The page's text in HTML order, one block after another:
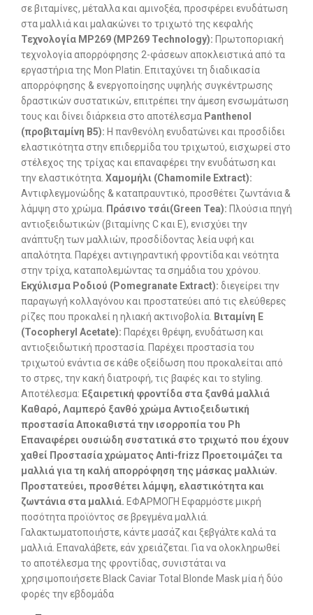
σε βιταμίνες, μέταλλα και αμινοξέα, προσφέρει ενυδάτωση
στα μαλλιά και μαλακώνει το τριχωτό της κεφαλής
Τεχνολογία MP269 (MP269 Technology): Πρωτοποριακή
τεχνολογία απορρόφησης 2-φάσεων αποκλειστικά από τα
εργαστήρια της Mon Platin. Επιταχύνει τη διαδικασία
απορρόφησης & ενεργοποίησης υψηλής συγκέντρωσης
δραστικών συστατικών, επιτρέπει την άμεση ενσωμάτωση
τους και δίνει διάρκεια στο αποτέλεσμα Panthenol
(προβιταμίνη Β5): Η πανθενόλη ενυδατώνει και προσδίδει
ελαστικότητα στην επιδερμίδα του τριχωτού, εισχωρεί στο
στέλεχος της τρίχας και επαναφέρει την ενυδάτωση και
την ελαστικότητα. Χαμομήλι (Chamomile Extract):
Αντιφλεγμονώδης & καταπραυντικό, προσθέτει ζωντάνια &
λάμψη στο χρώμα. Πράσινο τσάι(Green Tea): Πλούσια πηγή
αντιοξειδωτικών (βιταμίνης C και E), ενισχύει την
ανάπτυξη των μαλλιών, προσδίδοντας λεία υφή και
απαλότητα. Παρέχει αντιγηραντική φροντίδα και νεότητα
στην τρίχα, καταπολεμώντας τα σημάδια του χρόνου.
Εκχύλισμα Ροδιού (Pomegranate Extract): διεγείρει την
παραγωγή κολλαγόνου και προστατεύει από τις ελεύθερες
ρίζες που προκαλεί η ηλιακή ακτινοβολία. Βιταμίνη Ε
(Tocopheryl Acetate): Παρέχει θρέψη, ενυδάτωση και
αντιοξειδωτική προστασία. Παρέχει προστασία του
τριχωτού ενάντια σε κάθε οξείδωση που προκαλείται από
το στρες, την κακή διατροφή, τις βαφές και το styling. ​
Αποτέλεσμα: Εξαιρετική φροντίδα στα ξανθά μαλλιά
Καθαρό, Λαμπερό ξανθό χρώμα Αντιοξειδωτική
προστασία Αποκαθιστά την ισορροπία του Ph
Επαναφέρει ουσιώδη συστατικά στο τριχωτό που έχουν
χαθεί Προστασία χρώματος Anti-frizz Προετοιμάζει τα
μαλλιά για τη καλή απορρόφηση της μάσκας μαλλιών.
Προστατεύει, προσθέτει λάμψη, ελαστικότητα και
ζωντάνια στα μαλλιά. ΕΦΑΡΜΟΓΗ Εφαρμόστε μικρή
ποσότητα προϊόντος σε βρεγμένα μαλλιά.
Γαλακτωματοποιήστε, κάντε μασάζ και ξεβγάλτε καλά τα
μαλλιά. Επαναλάβετε, εάν χρειάζεται. Για να ολοκληρωθεί
το αποτέλεσμα της φροντίδας, συνιστάται να
χρησιμοποιήσετε Black Caviar Total Blonde Mask μία ή δύο
φορές την εβδομάδα